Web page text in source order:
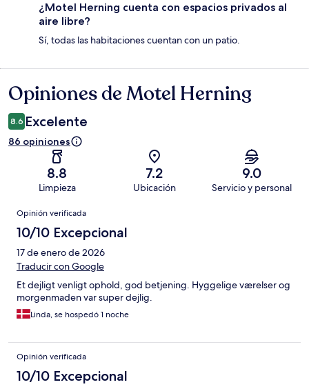
¿Motel Herning cuenta con espacios privados al
aire libre?
Sí, todas las habitaciones cuentan con un patio.
Opiniones
Opiniones de Motel Herning
8.6 Excelente
86 opiniones
8.8
Limpieza
7.2
Ubicación
9.0
Servicio y personal
Opiniones
Opinión verificada
10/10 Excepcional
17 de enero de 2026
Traducir con Google
Et dejligt venligt ophold, god betjening. Hyggelige værelser og
morgenmaden var super dejlig.
Linda, se hospedó 1 noche
Opinión verificada
10/10 Excepcional